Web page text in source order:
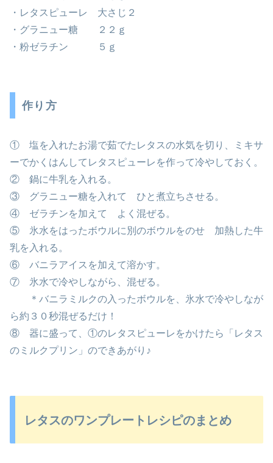
・レタスピューレ 大さじ２
・グラニュー糖 ２２ｇ
・粉ゼラチン ５ｇ
作り方
① 塩を入れたお湯で茹でたレタスの水気を切り、ミキサ
ーでかくはんしてレタスピューレを作って冷やしておく。
② 鍋に牛乳を入れる。
③ グラニュー糖を入れて ひと煮立ちさせる。
④ ゼラチンを加えて よく混ぜる。
⑤ 氷水をはったボウルに別のボウルをのせ 加熱した牛
乳を入れる。
⑥ バニラアイスを加えて溶かす。
⑦ 氷水で冷やしながら、混ぜる。
＊バニラミルクの入ったボウルを、氷水で冷やしなが
ら約３０秒混ぜるだけ！
⑧ 器に盛って、①のレタスピューレをかけたら「レタス
のミルクプリン」のできあがり♪
レタスのワンプレートレシピのまとめ